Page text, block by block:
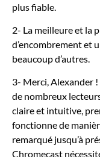
plus fiable.
2- La meilleure et la
d’encombrement et
beaucoup d’autres.
3- Merci, Alexander !
de nombreux
claire et intuitive,
fonctionne de
remarqué jusqu’à
Chromecast